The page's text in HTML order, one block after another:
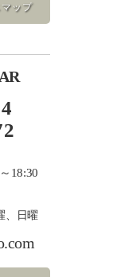
ップ
18:30
、日曜